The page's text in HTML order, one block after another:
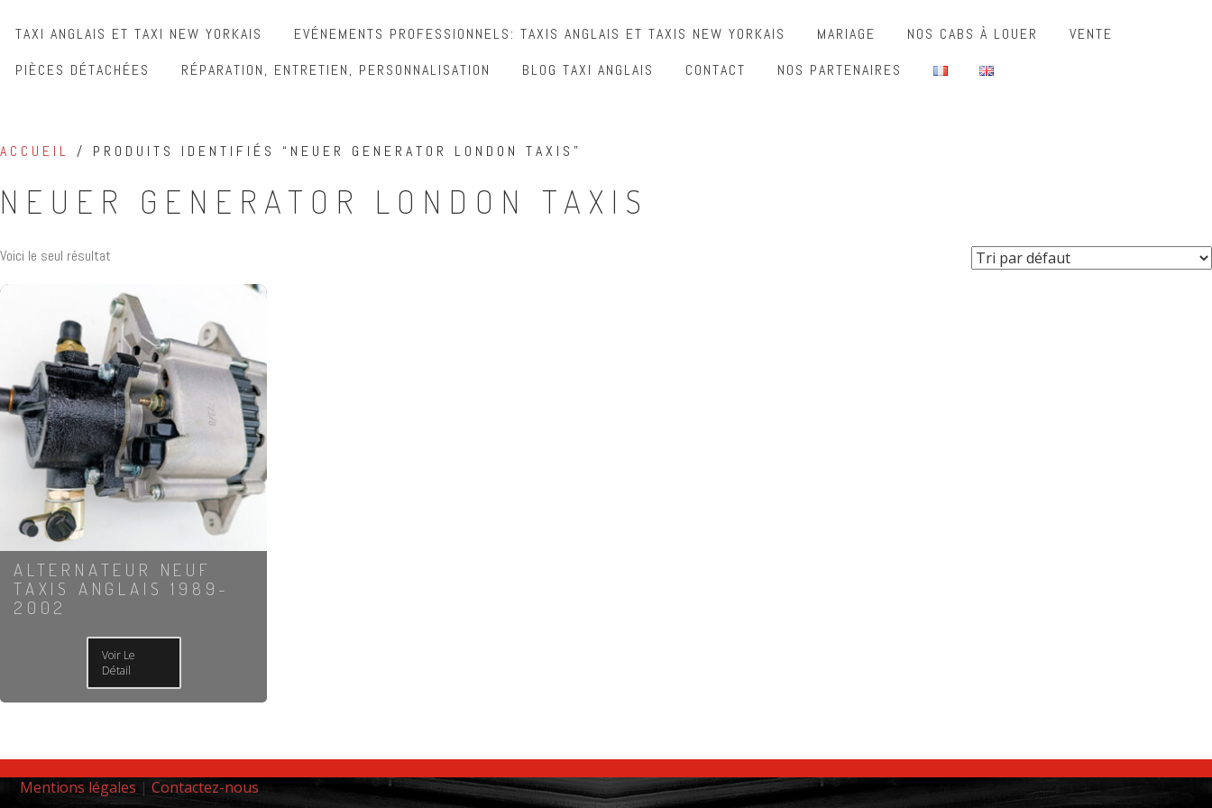
TAXI ANGLAIS ET TAXI NEW YORKAIS EVÉNEMENTS PROFESSIONNELS: TAXIS ANGLAIS ET TAXIS NEW YORKAIS MARIAGE NOS CABS À LOUER
VENTE
PIÈCES DÉTACHÉES
RÉPARATION, ENTRETIEN, PERSONNALISATION BLOG TAXI ANGLAIS CONTACT NOS PARTENAIRES
ACCUEIL / PRODUITS IDENTIFIÉS “NEUER GENERATOR LONDON TAXIS”
NEUER GENERATOR LONDON TAXIS
Voici le seul résultat
ALTERNATEUR NEUF
TAXIS ANGLAIS 1989-
2002
Voir Le
Détail
Mentions légales | Contactez-nous